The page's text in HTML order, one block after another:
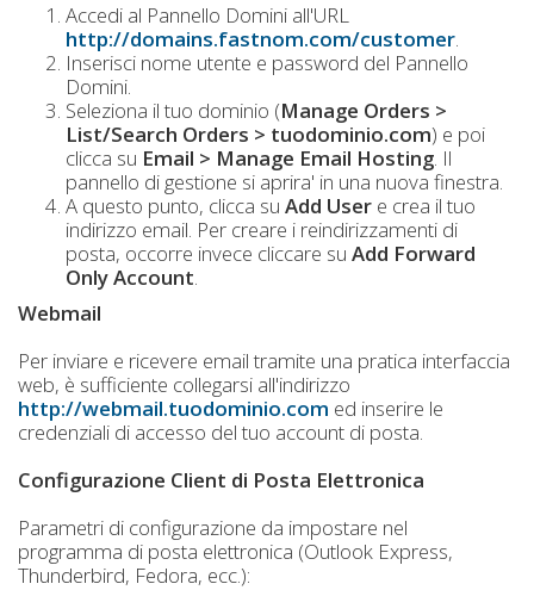
Accedi al Pannello Domini all'URL
http://domains.fastnom.com/customer.
Inserisci nome utente e password del Pannello
Domini.
Seleziona il tuo dominio (Manage Orders >
List/Search Orders > tuodominio.com) e poi
clicca su Email > Manage Email Hosting. Il
pannello di gestione si aprira' in una nuova finestra.
A questo punto, clicca su Add User e crea il tuo
indirizzo email. Per creare i reindirizzamenti di
posta, occorre invece cliccare su Add Forward
Only Account.
Webmail
Per inviare e ricevere email tramite una pratica interfaccia
web, è sufficiente collegarsi all'indirizzo
http://webmail.tuodominio.com ed inserire le
credenziali di accesso del tuo account di posta.
Configurazione Client di Posta Elettronica
Parametri di configurazione da impostare nel
programma di posta elettronica (Outlook Express,
Thunderbird, Fedora, ecc.):